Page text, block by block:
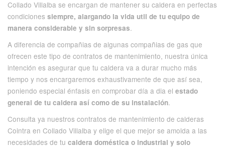
Collado Villalba se encargan de mantener su caldera en perfectas
condiciones siempre, alargando la vida util de tu equipo de
manera considerable y sin sorpresas.
A diferencia de compañias de algunas compañias de gas que
ofrecen este tipo de contratos de mantenimiento, nuestra única
intención es asegurar que tu caldera va a durar mucho más
tiempo y nos encargaremos exhaustivamente de que así sea,
poniendo especial énfasis en comprobar día a dia el estado
general de tu caldera así como de su instalación.
Consulta ya nuestros contratos de mantenimiento de calderas
Cointra en Collado Villalba y elige el que mejor se amolda a las
necesidades de tu caldera doméstica o industrial y solo